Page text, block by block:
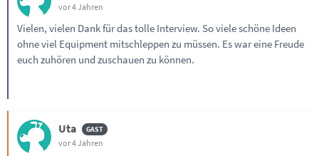
vor 4 Jahren
Vielen, vielen Dank für das tolle Interview. So viele schöne Ideen
ohne viel Equipment mitschleppen zu müssen. Es war eine Freude
euch zuhören und zuschauen zu können.
Uta
vor 4 Jahren